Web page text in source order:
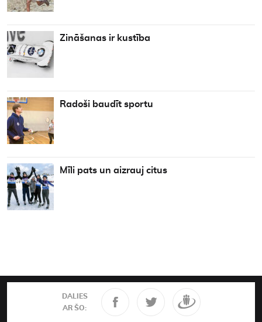
DALIES
AR ŠO:
Zināšanas ir kustība
Radoši baudīt sportu
Mīli pats un aizrauj citus